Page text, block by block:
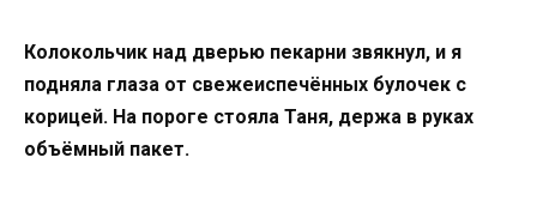
Колокольчик над дверью пекарни звякнул, и я
подняла глаза от свежеиспечённых булочек с
корицей. На пороге стояла Таня, держа в руках
объёмный пакет.